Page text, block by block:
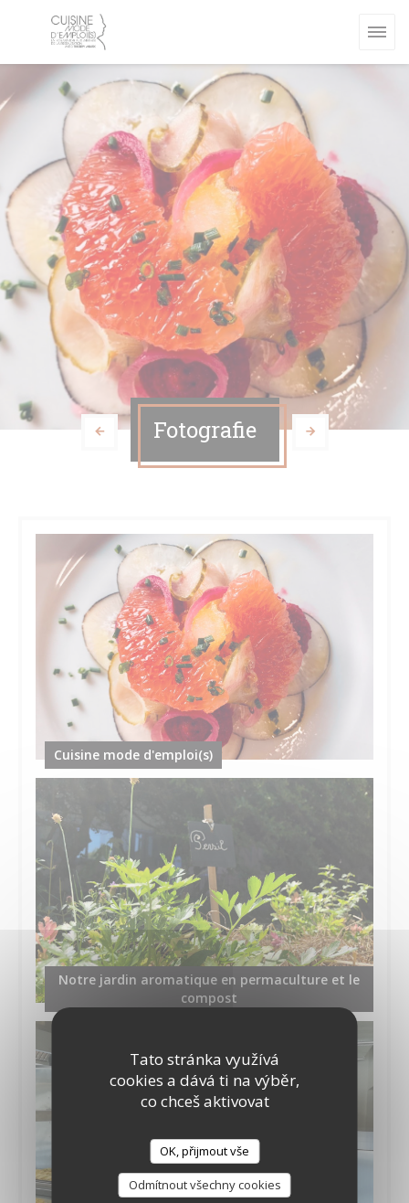
Tato stránka využívá
cookies a dává ti na výběr,
co chceš aktivovat
OK, přijmout vše
Odmítnout všechny cookies
Fotografie
Cuisine mode d'emploi(s)
Notre jardin aromatique en permaculture et le
compost